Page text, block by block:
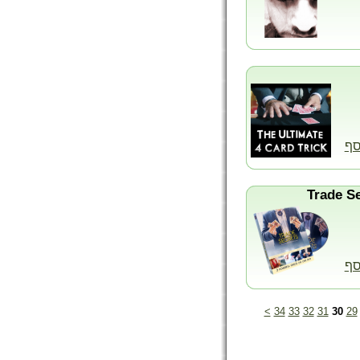
29
30
31
32
33
34
>